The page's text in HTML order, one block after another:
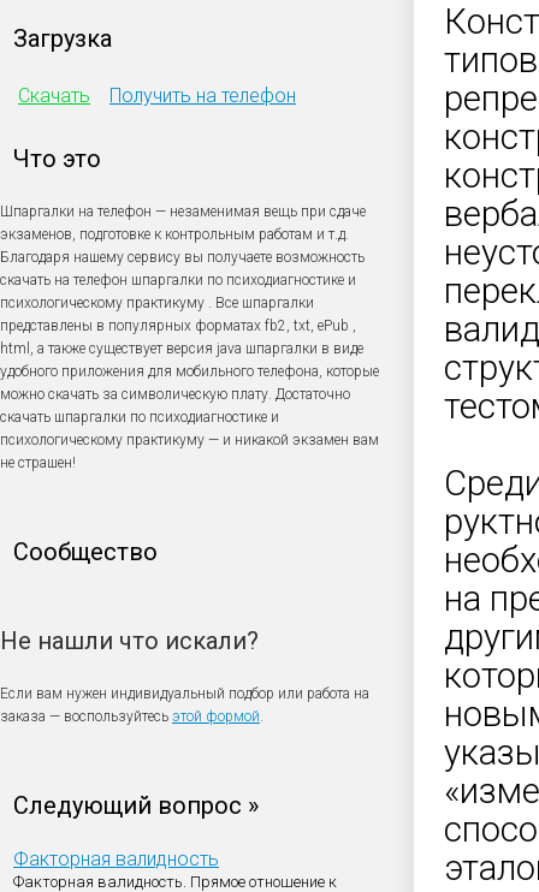
Загрузка
Скачать Получить на телефон
Что это
Шпаргалки на телефон — незаменимая вещь при сдаче
экзаменов, подготовке к контрольным работам и т.д.
Благодаря нашему сервису вы получаете возможность
скачать на телефон шпаргалки по психодиагностике и
психологическому практикуму . Все шпаргалки
представлены в популярных форматах fb2, txt, ePub ,
html, а также существует версия java шпаргалки в виде
удобного приложения для мобильного телефона, которые
можно скачать за символическую плату. Достаточно
скачать шпаргалки по психодиагностике и
психологическому практикуму — и никакой экзамен вам
не страшен!
Сообщество
Не нашли что искали?
Если вам нужен индивидуальный подбор или работа на
заказа — воспользуйтесь этой формой.
Следующий вопрос »
Факторная валидность
Факторная валидность. Прямое отношение к
на